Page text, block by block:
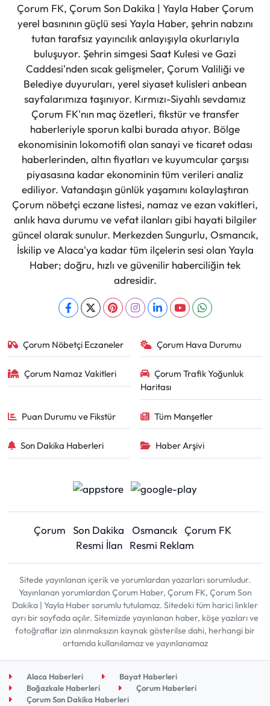
Çorum FK, Çorum Son Dakika | Yayla Haber Çorum
yerel basınının güçlü sesi Yayla Haber, şehrin nabzını
tutan tarafsız yayıncılık anlayışıyla okurlarıyla
buluşuyor. Şehrin simgesi Saat Kulesi ve Gazi
Caddesi'nden sıcak gelişmeler, Çorum Valiliği ve
Belediye duyuruları, yerel siyaset kulisleri anbean
sayfalarımıza taşınıyor. Kırmızı-Siyahlı sevdamız
Çorum FK'nın maç özetleri, fikstür ve transfer
haberleriyle sporun kalbi burada atıyor. Bölge
ekonomisinin lokomotifi olan sanayi ve ticaret odası
haberlerinden, altın fiyatları ve kuyumcular çarşısı
piyasasına kadar ekonominin tüm verileri analiz
ediliyor. Vatandaşın günlük yaşamını kolaylaştıran
Çorum nöbetçi eczane listesi, namaz ve ezan vakitleri,
anlık hava durumu ve vefat ilanları gibi hayati bilgiler
güncel olarak sunulur. Merkezden Sungurlu, Osmancık,
İskilip ve Alaca'ya kadar tüm ilçelerin sesi olan Yayla
Haber; doğru, hızlı ve güvenilir haberciliğin tek
adresidir.
Çorum Nöbetçi Eczaneler Çorum Hava Durumu
Çorum Namaz Vakitleri
Çorum Trafik Yoğunluk
Haritası
Puan Durumu ve Fikstür Tüm Manşetler
Son Dakika Haberleri Haber Arşivi
Çorum Son Dakika Osmancık Çorum FK
Resmi İlan
Resmi Reklam
Sitede yayınlanan içerik ve yorumlardan yazarları sorumludur.
Yayınlanan yorumlardan Çorum Haber, Çorum FK, Çorum Son
Dakika | Yayla Haber sorumlu tutulamaz. Sitedeki tüm harici linkler
ayrı bir sayfada açılır. Sitemizde yayınlanan haber, köşe yazıları ve
fotoğraflar izin alınmaksızın kaynak gösterilse dahi, herhangi bir
ortamda kullanılamaz ve yayınlanamaz
Alaca Haberleri
Bayat Haberleri
Boğazkale Haberleri
Çorum Haberleri
Çorum Son Dakika Haberleri